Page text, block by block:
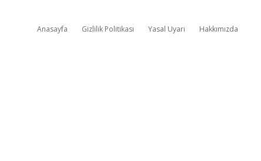
Anasayfa Gizlilik Politikası Yasal Uyarı Hakkımızda